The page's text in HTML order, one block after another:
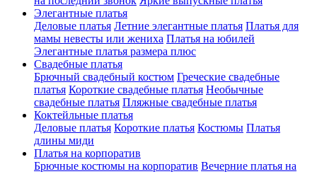
Элегантные платья
Деловые платья Летние элегантные платья Платья для
мамы невесты или жениха Платья на юбилей
Элегантные платья размера плюс
Свадебные платья
Брючный свадебный костюм Греческие свадебные
платья Короткие свадебные платья Необычные
свадебные платья Пляжные свадебные платья
Коктейльные платья
Деловые платья Короткие платья Костюмы Платья
длины миди
Платья на корпоратив
Брючные костюмы на корпоратив Вечерние платья на